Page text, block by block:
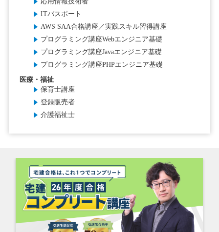
ITパスポート
AWS SAA合格講座／実践スキル習得講座
プログラミング講座Webエンジニア基礎
プログラミング講座Javaエンジニア基礎
プログラミング講座PHPエンジニア基礎
医療・福祉
保育士講座
登録販売者
介護福祉士